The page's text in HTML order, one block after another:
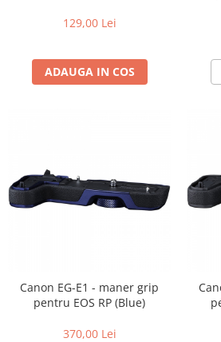
129,00 Lei
ADAUGA IN COS
Canon EG-E1 - maner grip
pentru EOS RP (Blue)
370,00 Lei